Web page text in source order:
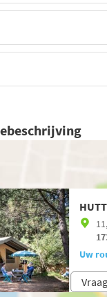
Uw